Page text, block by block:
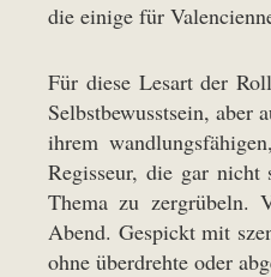
die einige für
Für diese Lesart der
Selbstbewusstsein,
ihrem
Regisseur, die gar nicht
Thema zu zergrübeln.
Abend. Gespickt mit
ohne überdrehte oder